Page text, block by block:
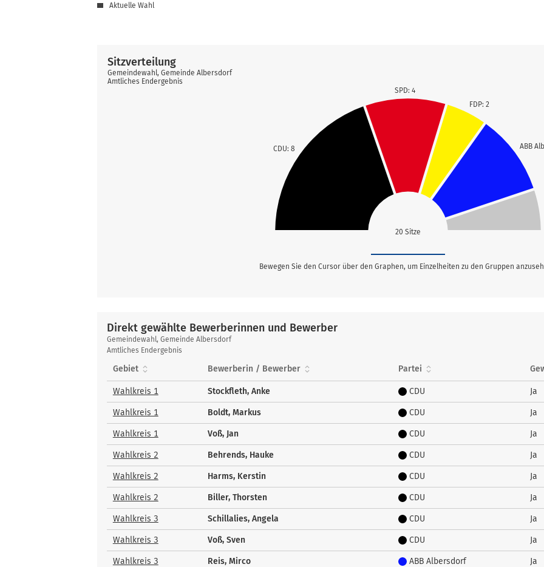
Aktuelle Wahl
20 Sitze
CDU: 8
SPD: 4
FDP: 2
ABB
Sitzverteilung
Gemeindewahl, Gemeinde Albersdorf
Amtliches Endergebnis
Bewegen Sie den Cursor über den Graphen, um Einzelheiten zu den Gruppen
Direkt gewählte Bewerberinnen und Bewerber
Direkt
gewählte
Bewerberinnen
Bewerber
Gemeindewahl, Gemeinde Albersdorf
Amtliches Endergebnis
Gebiet Bewerberin / Bewerber Partei
Wahlkreis 1 Stockfleth, Anke CDU Ja
Wahlkreis 1 Boldt, Markus CDU Ja
Wahlkreis 1 Voß, Jan CDU Ja
Wahlkreis 2 Behrends, Hauke CDU Ja
Wahlkreis 2 Harms, Kerstin CDU Ja
Wahlkreis 2 Biller, Thorsten CDU Ja
Wahlkreis 3 Schillalies, Angela CDU Ja
Wahlkreis 3 Voß, Sven CDU Ja
Wahlkreis 3 Reis, Mirco ABB Albersdorf Ja